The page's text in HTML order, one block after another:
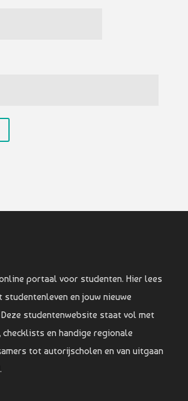
portaal voor studenten. Hier lees
studentenleven en jouw nieuwe
studentenwebsite staat vol met
en handige regionale
tot autorijscholen en van uitgaan